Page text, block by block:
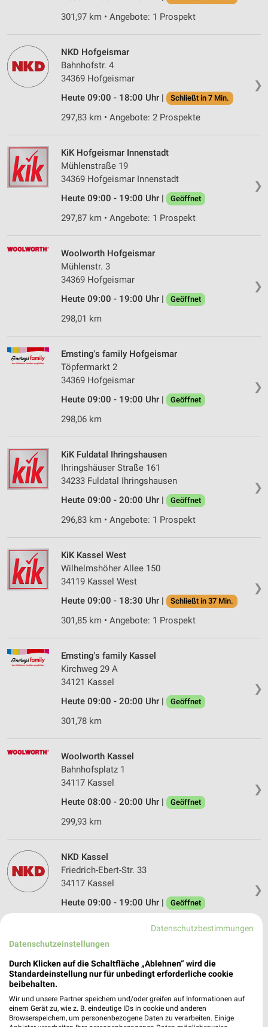
301,97 km • Angebote: 1 Prospekt
❯
NKD Hofgeismar
Bahnhofstr. 4
34369 Hofgeismar
Heute 09:00 - 18:00 Uhr |
Schließt in 7 Min.
297,83 km • Angebote: 2 Prospekte
❯
KiK Hofgeismar Innenstadt
Mühlenstraße 19
34369 Hofgeismar Innenstadt
Heute 09:00 - 19:00 Uhr |
Geöffnet
297,87 km • Angebote: 1 Prospekt
❯
Woolworth Hofgeismar
Mühlenstr. 3
34369 Hofgeismar
Heute 09:00 - 19:00 Uhr |
Geöffnet
298,01 km
❯
Ernsting's family Hofgeismar
Töpfermarkt 2
34369 Hofgeismar
Heute 09:00 - 19:00 Uhr |
Geöffnet
298,06 km
❯
KiK Fuldatal Ihringshausen
Ihringshäuser Straße 161
34233 Fuldatal Ihringshausen
Heute 09:00 - 20:00 Uhr |
Geöffnet
296,83 km • Angebote: 1 Prospekt
❯
KiK Kassel West
Wilhelmshöher Allee 150
34119 Kassel West
Heute 09:00 - 18:30 Uhr |
Schließt in 37 Min.
301,85 km • Angebote: 1 Prospekt
❯
Ernsting's family Kassel
Kirchweg 29 A
34121 Kassel
Heute 09:00 - 20:00 Uhr |
Geöffnet
301,78 km
❯
Woolworth Kassel
Bahnhofsplatz 1
34117 Kassel
Heute 08:00 - 20:00 Uhr |
Geöffnet
299,93 km
❯
NKD Kassel
Friedrich-Ebert-Str. 33
34117 Kassel
Heute 09:00 - 19:00 Uhr |
Geöffnet
300,40 km • Angebote: 2 Prospekte
H&M City Point
CityPoint
Heute 09:30 - 20:00 Uhr | Geöffnet
300,77 km
Datenschutzbestimmungen
Datenschutzeinstellungen
Durch Klicken auf die Schaltfläche „Ablehnen“ wird die
Standardeinstellung nur für unbedingt erforderliche cookie
beibehalten.
Wir und unsere Partner speichern und/oder greifen auf Informationen auf
einem Gerät zu, wie z. B. eindeutige IDs in cookie und anderen
Browserspeichern, um personenbezogene Daten zu verarbeiten. Einige